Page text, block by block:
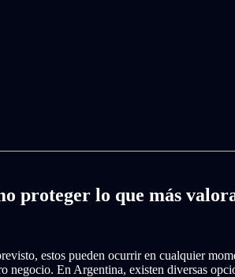
proteger lo que más
estos pueden ocurrir en cualquier
En Argentina, existen diversas